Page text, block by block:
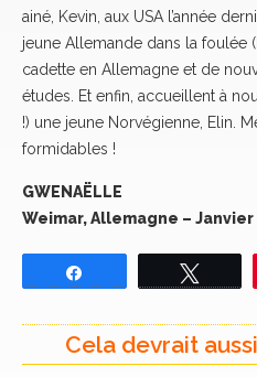
ainé, Kevin, aux USA l’année
jeune Allemande dans la foulée
cadette en Allemagne et de
études. Et enfin, accueillent à
!) une jeune Norvégienne, Elin.
formidables !
GWENAËLLE
Weimar, Allemagne – Janvier
Cela devrait